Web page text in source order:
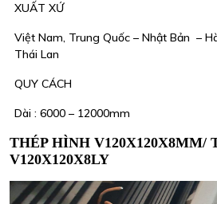
XUẤT XỨ
Việt Nam, Trung Quốc – Nhật Bản –
Thái Lan
QUY CÁCH
Dài : 6000 – 12000mm
THÉP HÌNH V120X120X8MM/
V120X120X8LY